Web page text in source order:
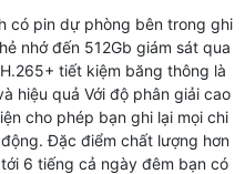
hình chuyển động. Đảm
lúc. Cùng khả năng xem
sẽ là sự lựa chọn hoàn
có pin dự phòng bên trong ghi
nhớ đến 512Gb giám sát qua
tiết kiệm băng thông là
hiệu quả Với độ phân giải cao
cho phép bạn ghi lại mọi chi
Đặc điểm chất lượng hơn
6 tiếng cả ngày đêm bạn có